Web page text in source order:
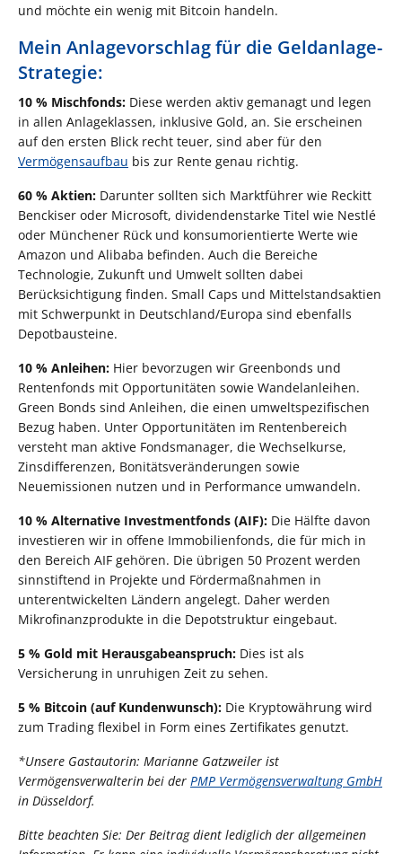
und möchte ein wenig mit Bitcoin handeln.
Mein Anlagevorschlag für die Geldanlage-
Strategie:
10 % Mischfonds: Diese werden aktiv gemanagt und legen
in allen Anlageklassen, inklusive Gold, an. Sie erscheinen
auf den ersten Blick recht teuer, sind aber für den
Vermögensaufbau bis zur Rente genau richtig.
60 % Aktien: Darunter sollten sich Marktführer wie Reckitt
Benckiser oder Microsoft, dividendenstarke Titel wie Nestlé
oder Münchener Rück und konsumorientierte Werte wie
Amazon und Alibaba befinden. Auch die Bereiche
Technologie, Zukunft und Umwelt sollten dabei
Berücksichtigung finden. Small Caps und Mittelstandsaktien
mit Schwerpunkt in Deutschland/Europa sind ebenfalls
Depotbausteine.
10 % Anleihen: Hier bevorzugen wir Greenbonds und
Rentenfonds mit Opportunitäten sowie Wandelanleihen.
Green Bonds sind Anleihen, die einen umweltspezifischen
Bezug haben. Unter Opportunitäten im Rentenbereich
versteht man aktive Fondsmanager, die Wechselkurse,
Zinsdifferenzen, Bonitätsveränderungen sowie
Neuemissionen nutzen und in Performance umwandeln.
10 % Alternative Investmentfonds (AIF): Die Hälfte davon
investieren wir in offene Immobilienfonds, die für mich in
den Bereich AIF gehören. Die übrigen 50 Prozent werden
sinnstiftend in Projekte und Fördermaßnahmen in
unterentwickelten Ländern angelegt. Daher werden
Mikrofinanzprodukte in die Depotstruktur eingebaut.
5 % Gold mit Herausgabeanspruch: Dies ist als
Versicherung in unruhigen Zeit zu sehen.
5 % Bitcoin (auf Kundenwunsch): Die Kryptowährung wird
zum Trading flexibel in Form eines Zertifikates genutzt.
*Unsere Gastautorin: Marianne Gatzweiler ist
Vermögensverwalterin bei der PMP Vermögensverwaltung GmbH
in Düsseldorf.
Bitte beachten Sie: Der Beitrag dient lediglich der allgemeinen